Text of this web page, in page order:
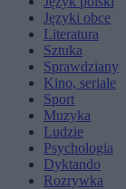
Języki obce
Literatura
Sztuka
Sprawdziany
Kino, seriale
Sport
Muzyka
Ludzie
Psychologia
Dyktando
Rozrywka